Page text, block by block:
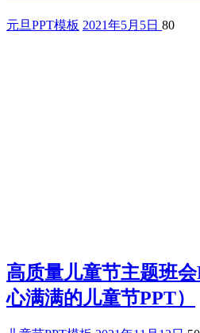
元旦PPT模板 2021年5月5日 80
高质量儿童节主题班
心满满的儿童节PPT）